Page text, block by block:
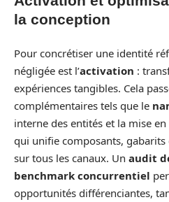
la conception
Pour concrétiser une identité
négligée est l’activation :
expériences tangibles. Cela
complémentaires tels que le
interne des entités et la mise en
qui unifie composants,
sur tous les canaux. Un audit
benchmark concurrentiel
opportunités différenciantes,